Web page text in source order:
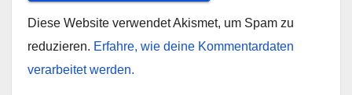
Diese Website verwendet Akismet, um Spam zu
reduzieren. Erfahre, wie deine Kommentardaten
verarbeitet werden.